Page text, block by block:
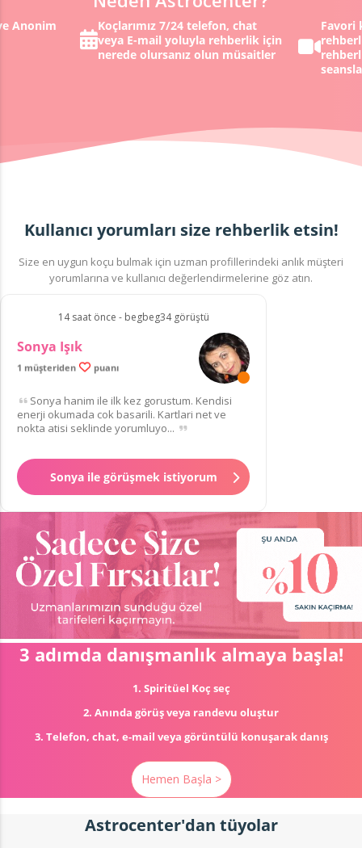
Anonim
Koçlarımız 7/24 telefon, chat
veya E-mail yoluyla rehberlik için
nerede olursanız olun müsaitler
Favori
Kullanıcı yorumları size rehberlik etsin!
Size en uygun koçu bulmak için uzman profillerindeki anlık müşteri
yorumlarına ve kullanıcı değerlendirmelerine göz atın.
14 saat önce - begbeg34 görüştü
Sonya Işık
1 müşteriden puanı
Sonya hanim ile ilk kez gorustum. Kendisi
enerji okumada cok basarili. Kartlari net ve
nokta atisi seklinde yorumluyo...
Sonya ile görüşmek istiyorum
3 adımda danışmanlık almaya başla!
1. Spiritüel Koç seç
2. Anında görüş veya randevu oluştur
3. Telefon, chat, e-mail veya görüntülü konuşarak danış
Hemen Başla >
Astrocenter'dan tüyolar